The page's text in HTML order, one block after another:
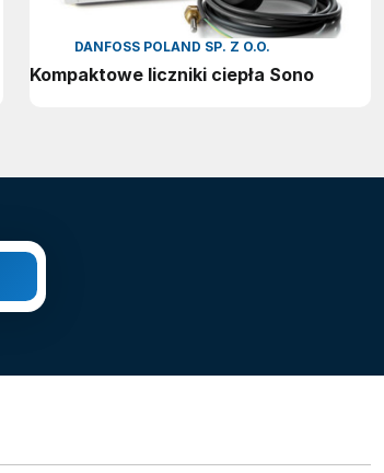
DANFOSS POLAND SP. Z O.O.
Kompaktowe liczniki ciepła Sono